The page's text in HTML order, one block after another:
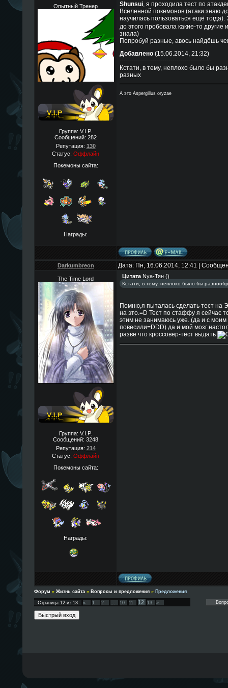
Опытный Тренер
Группа: V.I.P.
Сообщений: 282
Репутация: 130
Статус: Оффлайн
Покемоны сайта:
Награды:
Shunsui, я проходила тест по
Вселенной покемонов (атаки знаю
научилась пользоваться ещё
до этого пробовала какие-то
знала)
Попробуй разные, авось найдёшь
Добавлено(15.06.2014, 21:32)
---------------------------------------------
Кстати, в тему, неплохо было бы
разных
А это Aspergillus oryzae
Darkumbreon Дата: Пн, 16.06.2014, 12:41 |
The Time Lord
Группа: V.I.P.
Сообщений: 3248
Репутация: 214
Статус: Оффлайн
Покемоны сайта:
Награды:
Цитата Nya-Тян()
Кстати, в тему, неплохо было бы
Помню,я пыталась сделать тест на
на это.=D Тест по стаффу я сейчас
этим не занимаюсь уже. (да и с
повесили=DDD) да и мой мозг
разве что кроссовер-тест выдать
Форум » Жизнь сайта » Вопросы и предложения » Предложения
Страница 12из 13 « 1 2 … 10 11 12 13 »